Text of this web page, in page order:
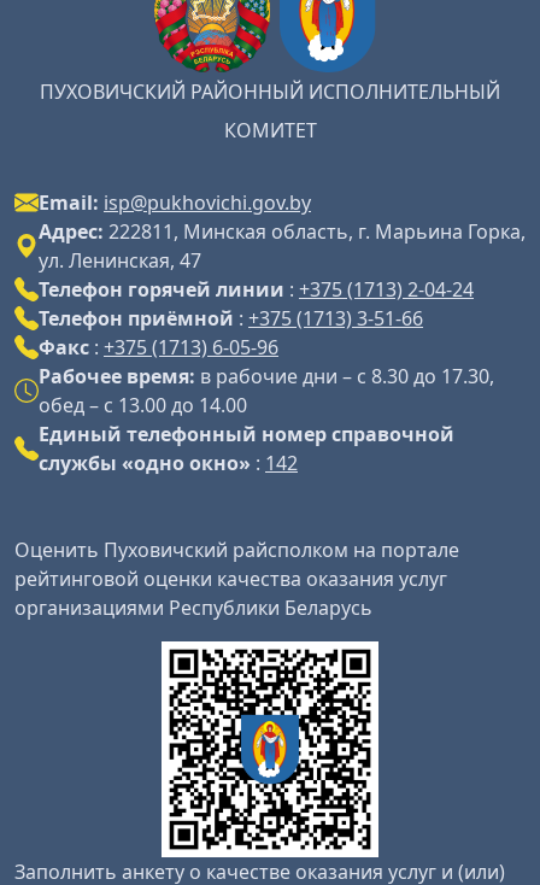
ПУХОВИЧСКИЙ РАЙОННЫЙ ИСПОЛНИТЕЛЬНЫЙ
КОМИТЕТ
Email: isp@pukhovichi.gov.by
Адрес: 222811, Минская область, г. Марьина Горка,
ул. Ленинская, 47
Телефон горячей линии : +375 (1713) 2-04-24
Телефон приёмной : +375 (1713) 3-51-66
Факс : +375 (1713) 6-05-96
Рабочее время: в рабочие дни – с 8.30 до 17.30,
обед – с 13.00 до 14.00
Единый телефонный номер справочной
службы «одно окно» : 142
Оценить Пуховичский райсполком на портале
рейтинговой оценки качества оказания услуг
организациями Республики Беларусь
Заполнить анкету о качестве оказания услуг и (или)